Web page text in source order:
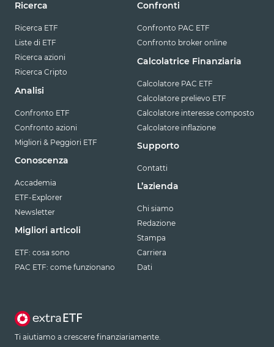
Ricerca
Ricerca ETF
Liste di ETF
Ricerca azioni
Ricerca Cripto
Analisi
Confronto ETF
Confronto azioni
Migliori & Peggiori ETF
Conoscenza
Accademia
ETF-Explorer
Newsletter
Migliori articoli
ETF: cosa sono
PAC ETF: come funzionano
Confronti
Confronto PAC ETF
Confronto broker online
Calcolatrice Finanziaria
Calcolatore PAC ETF
Calcolatore prelievo ETF
Calcolatore interesse composto
Calcolatore inflazione
Supporto
Contatti
L’azienda
Chi siamo
Redazione
Stampa
Carriera
Dati
Ti aiutiamo a crescere finanziariamente.